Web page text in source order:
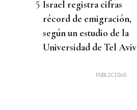
Israel registra cifras
récord de emigración,
según un estudio de la
Universidad de Tel Aviv